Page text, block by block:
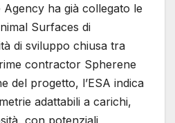
ha già collegato le
Surfaces di
di sviluppo chiusa tra
contractor Spherene
del progetto, l’ESA indica
adattabili a carichi,
con potenziali